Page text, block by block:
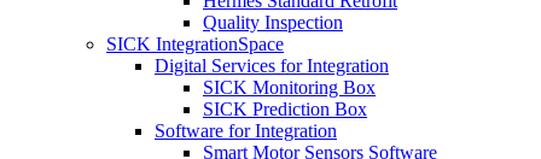
Quality Inspection
SICK IntegrationSpace
Digital Services for Integration
SICK Monitoring Box
SICK Prediction Box
Software for Integration
Smart Motor Sensors Software